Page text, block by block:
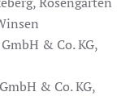
& Co. KG,
& Co. KG,